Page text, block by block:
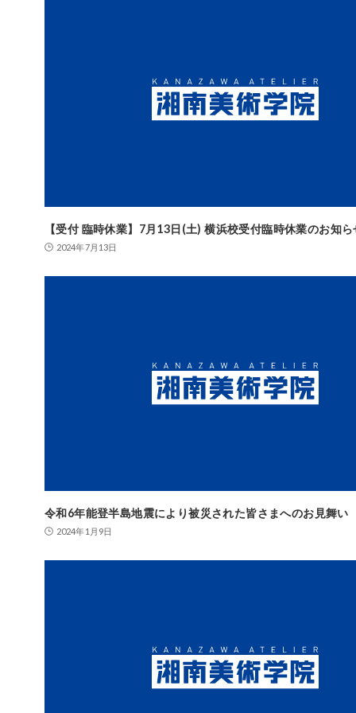
【受付 臨時休業】7月13日(土) 横浜校受付臨時休業のお知ら
2024年7月13日
令和6年能登半島地震により被災された皆さまへのお見舞い
2024年1月9日